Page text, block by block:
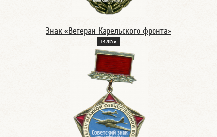
Знак «Ветеран Карельского фронта»
14785а